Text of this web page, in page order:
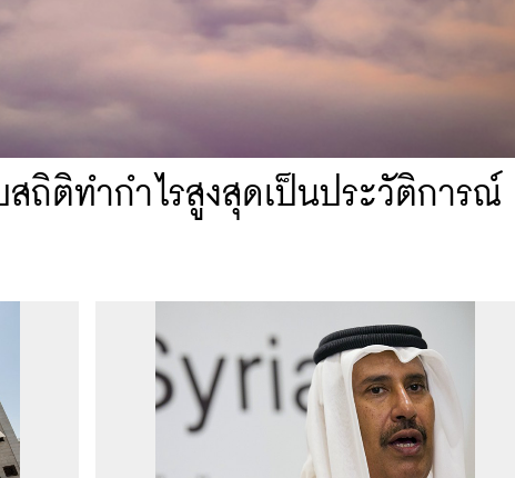
ถิติทำกำไรสูงสุดเป็นประวัติการณ์